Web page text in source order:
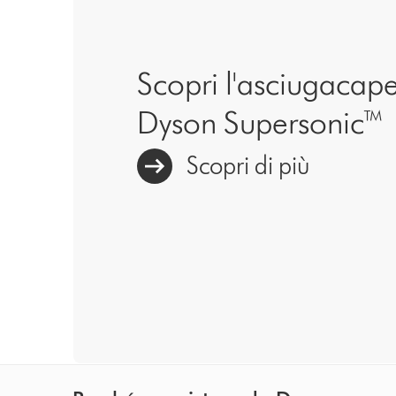
Scopri
Dyson Supersonic™
Scopri di più